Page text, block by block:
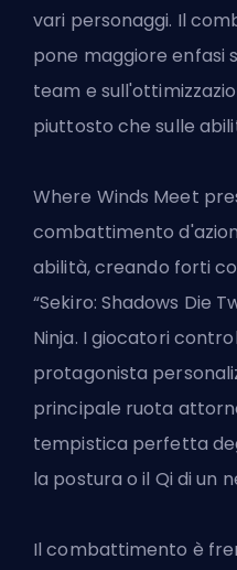
vari personaggi. Il
pone maggiore enfasi
team e
piuttosto che sulle
Where Winds Meet
combattimento
abilità, creando forti
“Sekiro: Shadows Die
Ninja. I giocatori
protagonista
principale ruota
tempistica perfetta
la postura o il Qi di un
Il combattimento è